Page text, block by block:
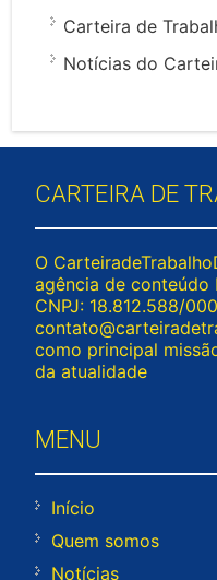
Carteira de
Notícias do
CARTEIRA DE
O
agência de conteúdo
CNPJ: 18.812.588/
como principal
da atualidade
MENU
Início
Quem somos
Notícias